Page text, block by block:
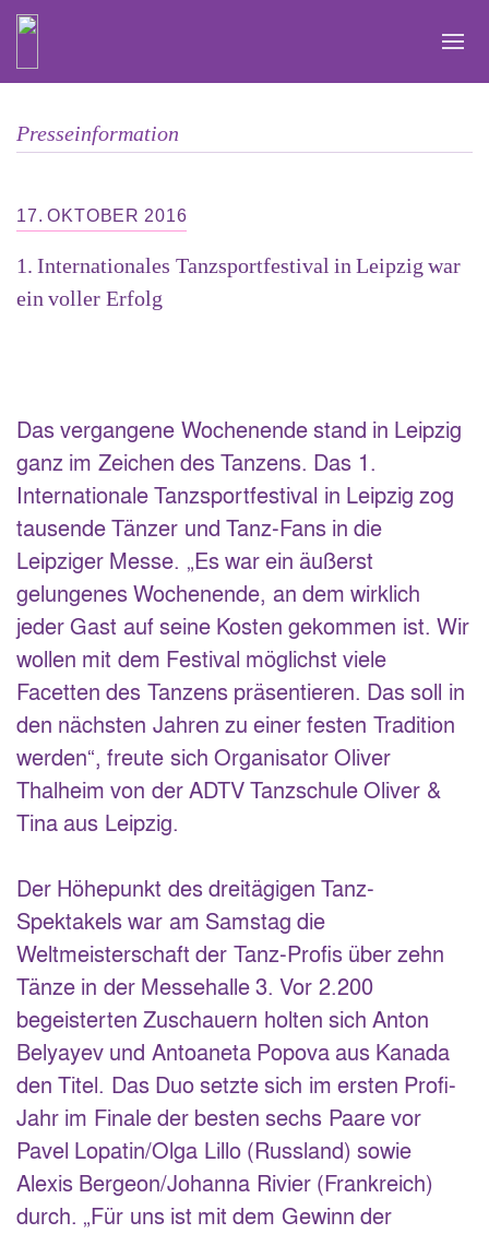
Zum
springen
Presseinformation
17. OKTOBER 2016
1. Internationales Tanzsportfestival in Leipzig war
ein voller Erfolg
Das vergangene Wochenende stand in Leipzig
ganz im Zeichen des Tanzens. Das 1.
Internationale Tanzsportfestival in Leipzig zog
tausende Tänzer und Tanz-Fans in die
Leipziger Messe. „Es war ein äußerst
gelungenes Wochenende, an dem wirklich
jeder Gast auf seine Kosten gekommen ist. Wir
wollen mit dem Festival möglichst viele
Facetten des Tanzens präsentieren. Das soll in
den nächsten Jahren zu einer festen Tradition
werden“, freute sich Organisator Oliver
Thalheim von der ADTV Tanzschule Oliver &
Tina aus Leipzig.
Der Höhepunkt des dreitägigen Tanz-
Spektakels war am Samstag die
Weltmeisterschaft der Tanz-Profis über zehn
Tänze in der Messehalle 3. Vor 2.200
begeisterten Zuschauern holten sich Anton
Belyayev und Antoaneta Popova aus Kanada
den Titel. Das Duo setzte sich im ersten Profi-
Jahr im Finale der besten sechs Paare vor
Pavel Lopatin/Olga Lillo (Russland) sowie
Alexis Bergeon/Johanna Rivier (Frankreich)
durch. „Für uns ist mit dem Gewinn der